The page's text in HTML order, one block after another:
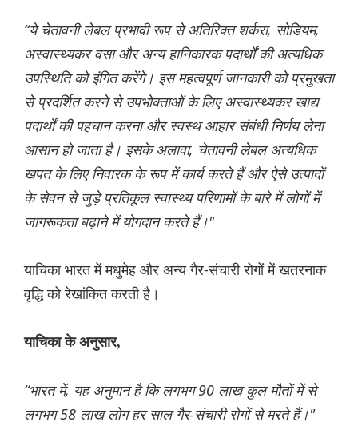
“ये चेतावनी लेबल प्रभावी रूप से अतिरिक्त शर्करा, सोडियम,
अस्वास्थ्यकर वसा और अन्य हानिकारक पदार्थों की अत्यधिक
उपस्थिति को इंगित करेंगे। इस महत्वपूर्ण जानकारी को प्रमुखता
से प्रदर्शित करने से उपभोक्ताओं के लिए अस्वास्थ्यकर खाद्य
पदार्थों की पहचान करना और स्वस्थ आहार संबंधी निर्णय लेना
आसान हो जाता है। इसके अलावा, चेतावनी लेबल अत्यधिक
खपत के लिए निवारक के रूप में कार्य करते हैं और ऐसे उत्पादों
के सेवन से जुड़े प्रतिकूल स्वास्थ्य परिणामों के बारे में लोगों में
जागरूकता बढ़ाने में योगदान करते हैं।"
याचिका भारत में मधुमेह और अन्य गैर-संचारी रोगों में खतरनाक
वृद्धि को रेखांकित करती है।
याचिका के अनुसार,
“भारत में, यह अनुमान है कि लगभग 90 लाख कुल मौतों में से
लगभग 58 लाख लोग हर साल गैर-संचारी रोगों से मरते हैं।"